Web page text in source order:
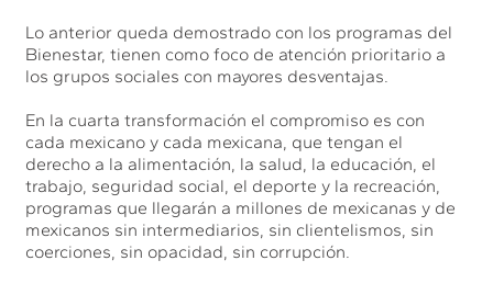
Lo anterior queda demostrado con los programas del
Bienestar, tienen como foco de atención prioritario a
los grupos sociales con mayores desventajas.
En la cuarta transformación el compromiso es con
cada mexicano y cada mexicana, que tengan el
derecho a la alimentación, la salud, la educación, el
trabajo, seguridad social, el deporte y la recreación,
programas que llegarán a millones de mexicanas y de
mexicanos sin intermediarios, sin clientelismos, sin
coerciones, sin opacidad, sin corrupción.